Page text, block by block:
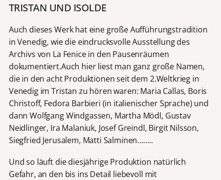
TRISTAN UND ISOLDE
Auch dieses Werk hat eine große Aufführungstradition
in Venedig, wie die eindrucksvolle Ausstellung des
Archivs von La Fenice in den Pausenräumen
dokumentiert.Auch hier liest man ganz große Namen,
die in den acht Produktionen seit dem 2.Weltkrieg in
Venedig im Tristan zu hören waren: Maria Callas, Boris
Christoff, Fedora Barbieri (in italienischer Sprache) und
dann Wolfgang Windgassen, Martha Mödl, Gustav
Neidlinger, Ira Malaniuk, Josef Greindl, Birgit Nilsson,
Siegfried Jerusalem, Matti Salminen……..
Und so läuft die diesjährige Produktion natürlich
Gefahr, an den bis ins Detail liebevoll mit